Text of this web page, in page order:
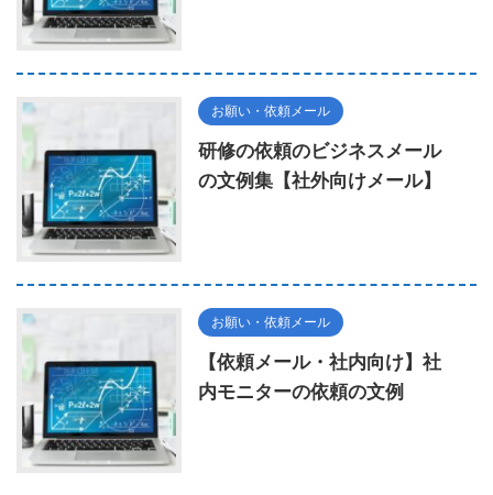
お願い・依頼メール
研修の依頼のビジネスメール
の文例集【社外向けメール】
お願い・依頼メール
【依頼メール・社内向け】社
内モニターの依頼の文例